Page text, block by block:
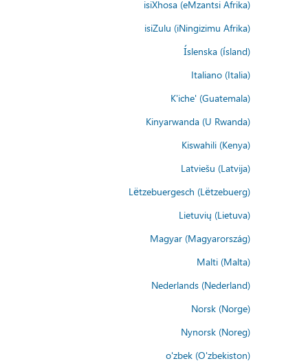
isiXhosa (eMzantsi Afrika)
isiZulu (iNingizimu Afrika)
Íslenska (ísland)
Italiano (Italia)
K'iche' (Guatemala)
Kinyarwanda (U Rwanda)
Kiswahili (Kenya)
Latviešu (Latvija)
Lëtzebuergesch (Lëtzebuerg)
Lietuvių (Lietuva)
Magyar (Magyarország)
Malti (Malta)
Nederlands (Nederland)
Norsk (Norge)
Nynorsk (Noreg)
o'zbek (O'zbekiston)